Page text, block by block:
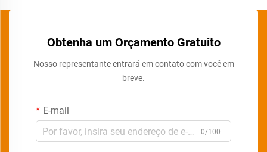
Obtenha um Orçamento Gratuito
Nosso representante entrará em contato com você em
breve.
E-mail
0/100